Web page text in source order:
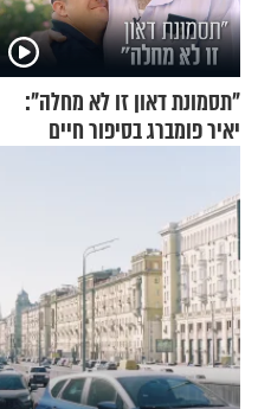
"תסמונת דאון זו לא מחלה":
יאיר פומברג בסיפור חיים